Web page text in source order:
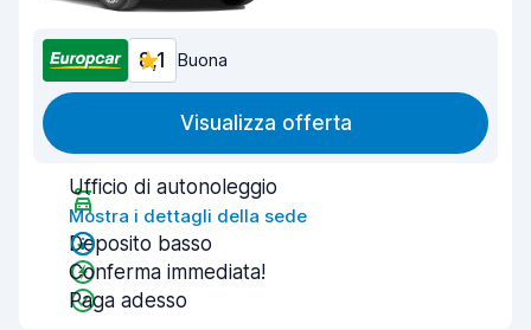
8,1 Buona
Visualizza offerta
Ufficio di autonoleggio
Mostra i dettagli della sede
Deposito basso
Conferma immediata!
Paga adesso